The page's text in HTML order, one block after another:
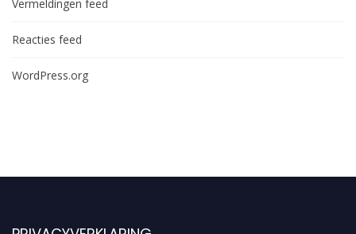
Vermeldingen feed
Reacties feed
WordPress.org